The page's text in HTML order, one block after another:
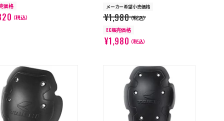
価格
（税込）
メーカー希望小売価格
¥1,980（税込）
EC販売価格
¥1,980（税込）